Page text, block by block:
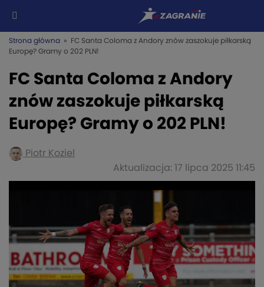
Strona główna » FC Santa Coloma z Andory znów zaszokuje piłkarską
Europę? Gramy o 202 PLN!
FC Santa Coloma z Andory
znów zaszokuje piłkarską
Europę? Gramy o 202 PLN!
Piotr Koziel
Aktualizacja: 17 lipca 2025 11:45